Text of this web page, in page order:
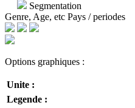
Segmentation
Genre, Age, etc Pays / periodes
Options graphiques :
Unite :
Legende :